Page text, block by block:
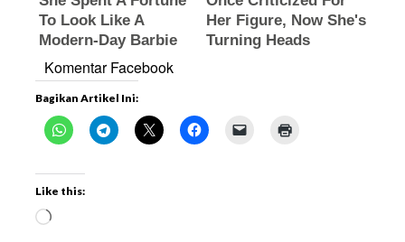
Komentar Facebook
Bagikan Artikel Ini:
Like this: